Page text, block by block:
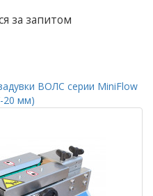
за запитом
ВОЛС серии MiniFlow
20 мм)